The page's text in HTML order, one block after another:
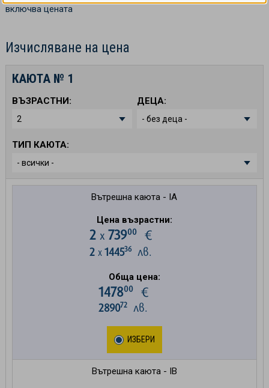
включва цената
Изчисляване на цена
КАЮТА № 1
ВЪЗРАСТНИ: ДЕЦА:
ТИП КАЮТА:
Вътрешна каюта - IA
Цена възрастни:
2 х 73900€
2 х 144536лв.
Обща цена:
147800€
289072лв.
ИЗБЕРИ
Вътрешна каюта - IB